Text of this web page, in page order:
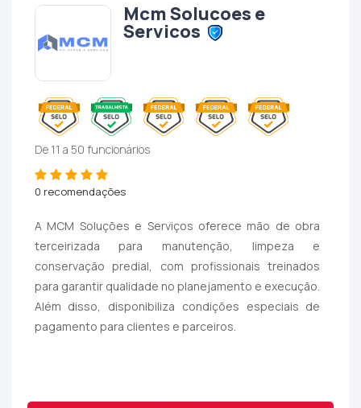
Mcm Solucoes e
Servicos
De 11 a 50 funcionários
0 recomendações
A MCM Soluções e Serviços oferece mão de obra
terceirizada para manutenção, limpeza e
conservação predial, com profissionais treinados
para garantir qualidade no planejamento e execução.
Além disso, disponibiliza condições especiais de
pagamento para clientes e parceiros.